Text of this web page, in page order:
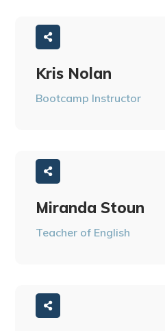
Kris Nolan
Bootcamp Instructor
Miranda Stoun
Teacher of English